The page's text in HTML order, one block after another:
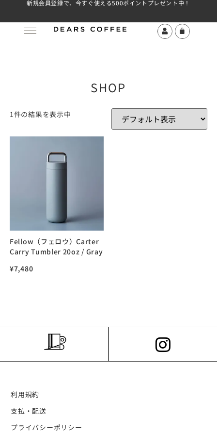
新規会員登録で、今すぐ使える500ポイントプレゼント中！
SHOP
1件の結果を表示中
Fellow（フェロウ）Carter
Carry Tumbler 20oz / Gray
¥7,480
利用規約
支払・配送
プライバシーポリシー